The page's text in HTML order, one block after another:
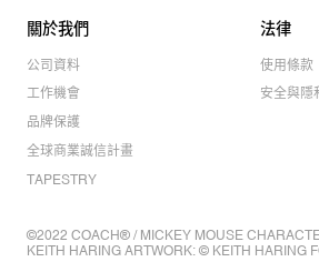
關於我們
公司資料
工作機會
品牌保護
全球商業誠信計畫
TAPESTRY
法律
使用條款
安全與隱
©2022 COACH® / MICKEY MOUSE
KEITH HARING ARTWORK: © KEITH HARING